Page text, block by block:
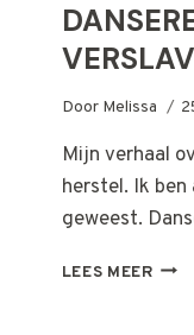
Door Melissa
Mijn verhaal
herstel. Ik
geweest.
LEES MEER